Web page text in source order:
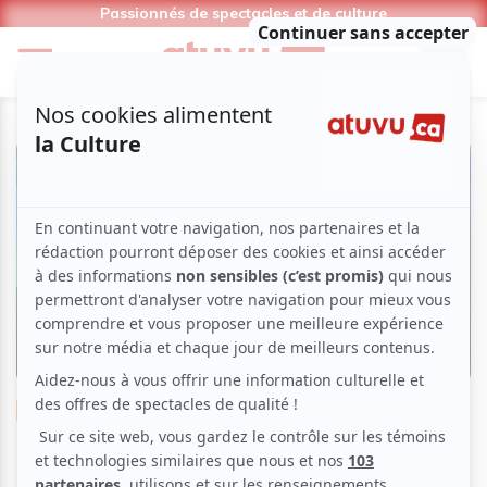
Passionnés de spectacles et de culture
Musique Rock Punk
Un été show